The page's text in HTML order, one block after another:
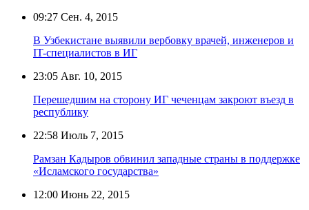
09:27 Сен. 4, 2015
В Узбекистане выявили вербовку врачей, инженеров и
IT-специалистов в ИГ
23:05 Авг. 10, 2015
Перешедшим на сторону ИГ чеченцам закроют въезд в
республику
22:58 Июль 7, 2015
Рамзан Кадыров обвинил западные страны в поддержке
«Исламского государства»
12:00 Июнь 22, 2015